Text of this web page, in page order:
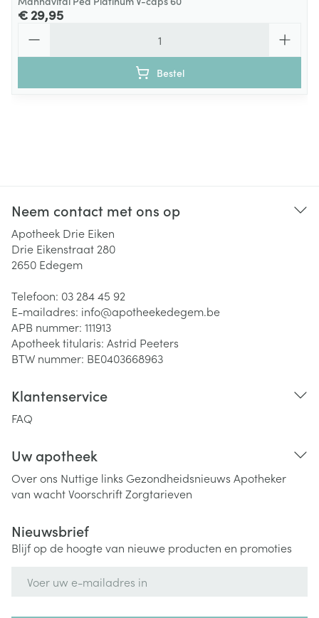
€ 29,95
Bestel
Neem contact met ons op
Apotheek Drie Eiken
Drie Eikenstraat 280
2650 Edegem
Telefoon: 03 284 45 92
E-mailadres: info@apotheekedegem.be
APB nummer: 111913
Apotheek titularis: Astrid Peeters
BTW nummer: BE0403668963
Klantenservice
FAQ
Uw apotheek
Over ons Nuttige links Gezondheidsnieuws Apotheker
van wachtVoorschriftZorgtarieven
Nieuwsbrief
Blijf op de hoogte van nieuwe producten en promoties